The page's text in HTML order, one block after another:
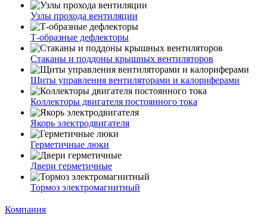
Узлы прохода вентиляции
Т-образные дефлекторы
Стаканы и поддоны крышных вентиляторов
Щиты управления вентиляторами и калориферами
Коллекторы двигателя постоянного тока
Якорь электродвигателя
Герметичные люки
Двери герметичные
Тормоз электромагнитный
Компания